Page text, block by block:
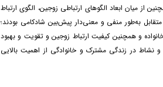
از میان ابعاد الگوهای ارتباطی زوجین، الگوی ارتباط
به‌طور منفی و معنی‌دار پیش‌بین شادکامی بودند؛
و همچنین کیفیت ارتباط زوجین و تقویت و بهبود
نشاط در زندگی مشترک و خانوادگی از اهمیت بالایی